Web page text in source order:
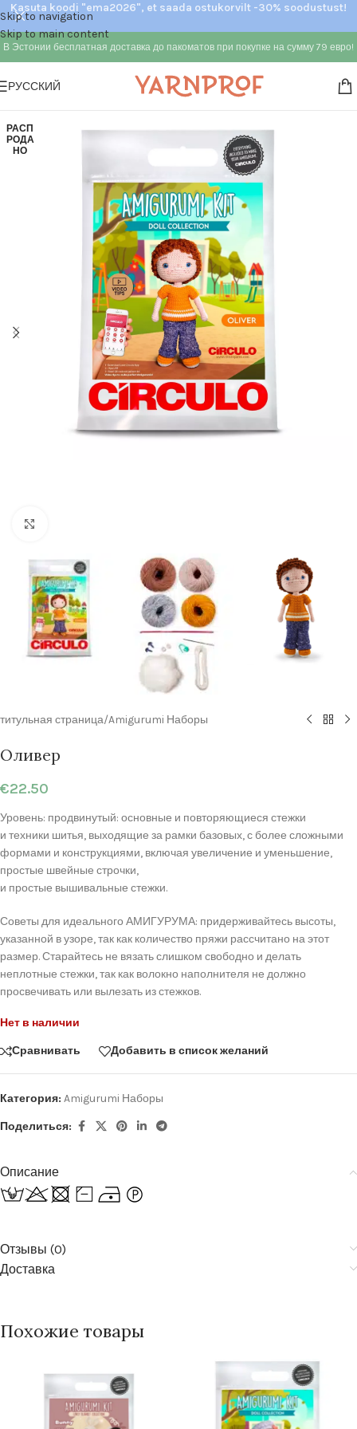
Skip to navigation
Skip to main content
Kasuta koodi "ema2026", et saada ostukorvilt -30% soodustust!
В Эстонии бесплатная доставка до пакоматов при покупке на сумму 79 евро!
РУССКИЙ
РАСП
РОДА
НО
титульная страница/Amigurumi Наборы
Оливер
€22.50
Уровень: продвинутый: основные и повторяющиеся стежки
и техники шитья, выходящие за рамки базовых, с более сложными
формами и конструкциями, включая увеличение и уменьшение,
простые швейные строчки,
и простые вышивальные стежки.
Советы для идеального АМИГУРУМА: придерживайтесь высоты,
указанной в узоре, так как количество пряжи рассчитано на этот
размер. Старайтесь не вязать слишком свободно и делать
неплотные стежки, так как волокно наполнителя не должно
просвечивать или вылезать из стежков.
Нет в наличии
Сравнивать Добавить в список желаний
Категория: Amigurumi Наборы
Поделиться:
Описание
Отзывы (0)
Доставка
Похожие товары